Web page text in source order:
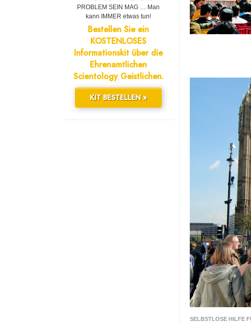
SELBSTLOSE HILFE
PROBLEM SEIN MAG … Man
kann IMMER etwas tun!
Bestellen Sie ein
KOSTENLOSES
Informationskit über die
Ehrenamtlichen
Scientology Geistlichen.
KIT BESTELLEN »